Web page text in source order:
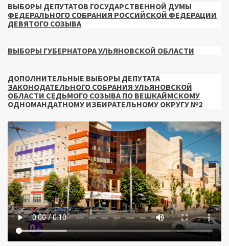
ВЫБОРЫ ДЕПУТАТОВ ГОСУДАРСТВЕННОЙ ДУМЫ
ФЕДЕРАЛЬНОГО СОБРАНИЯ РОССИЙСКОЙ ФЕДЕРАЦИИ
ДЕВЯТОГО СОЗЫВА
ВЫБОРЫ ГУБЕРНАТОРА УЛЬЯНОВСКОЙ ОБЛАСТИ
ДОПОЛНИТЕЛЬНЫЕ ВЫБОРЫ ДЕПУТАТА
ЗАКОНОДАТЕЛЬНОГО СОБРАНИЯ УЛЬЯНОВСКОЙ
ОБЛАСТИ СЕДЬМОГО СОЗЫВА ПО ВЕШКАЙМСКОМУ
ОДНОМАНДАТНОМУ ИЗБИРАТЕЛЬНОМУ ОКРУГУ №2